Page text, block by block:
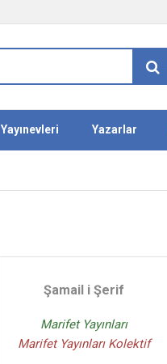
Yayınevleri Yazarlar
Şamail i Şerif
Marifet Yayınları
Marifet Yayınları Kolektif